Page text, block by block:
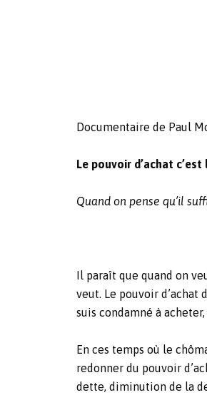
Documentaire de Paul
Le pouvoir d’achat
Quand on pense qu’il
Il paraît que quand on
veut. Le pouvoir d’achat
suis condamné à
En ces temps où le
redonner du pouvoir
dette, diminution de la